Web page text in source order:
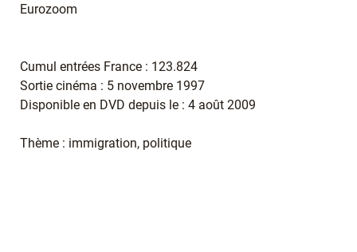
Eurozoom
Cumul entrées France : 123.824
Sortie cinéma : 5 novembre 1997
Disponible en DVD depuis le : 4 août 2009
Thème : immigration, politique